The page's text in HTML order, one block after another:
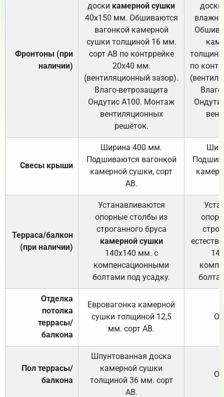
Фронтоны (при
наличии)
доски камерной сушки
40х150 мм. Обшиваются
вагонкой камерной
сушки толщиной 16 мм.
сорт АВ по контррейке
20х40 мм.
(вентиляционный зазор).
Влаго-ветрозащита
Ондутис А100. Монтаж
вентиляционных
решёток.
доски
по
Свесы крыши
Ширина 400 мм.
Подшиваются вагонкой
камерной сушки, сорт
АВ.
Терраса/балкон
(при наличии)
Устанавливаются
опорные столбы из
строганного бруса
камерной сушки
140х140 мм. с
компенсационными
болтами под усадку.
Отделка
потолка
террасы/
балкона
Евровагонка камерной
сушки толщиной 12,5
мм. сорт АВ.
Пол террасы/
балкона
Шпунтованная доска
камерной сушки
толщиной 36 мм. сорт
АВ.